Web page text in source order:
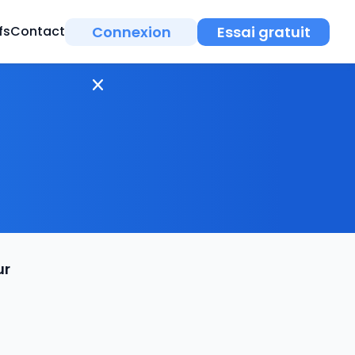
Contact Connexion Essai gratuit